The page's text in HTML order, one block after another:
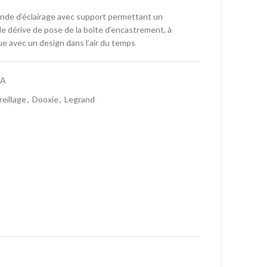
d’éclairage avec support permettant un
dérive de pose de la boîte d’encastrement, à
avec un design dans l’air du temps
, Dooxie, Legrand